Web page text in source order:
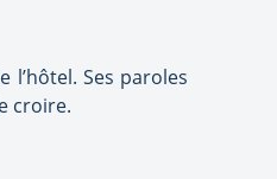
l’hôtel. Ses paroles
croire.